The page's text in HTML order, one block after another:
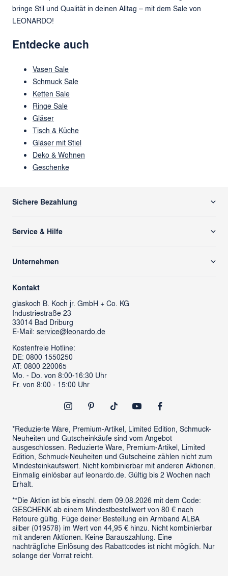
bringe Stil und Qualität in deinen Alltag – mit dem Sale von
LEONARDO!
Entdecke auch
Vasen Sale
Schmuck Sale
Ketten Sale
Ringe Sale
Gläser
Tisch & Küche
Gläser mit Stiel
Deko & Wohnen
Geschenke
Sichere Bezahlung
Unternehmen
Über uns
LEONARDO News
Karriere
Verantwortung
ProSales Gastronomie
LIVING Möbel
Newsletter
Service & Hilfe
Rücksendung/ Retoure
Kontaktformular
Ansprechpartner & Presse
LEONARDO Firmengeschenke
FAQs
Händlersuche
Retoure anmelden
Vertrag widerrufen
Kontakt
glaskoch B. Koch jr. GmbH + Co. KG
Industriestraße 23
33014 Bad Driburg
E-Mail: service@leonardo.de
Kostenfreie Hotline:
DE: 0800 1550250
AT: 0800 220065
Mo. - Do. von 8:00-16:30 Uhr
Fr. von 8:00 - 15:00 Uhr
*Reduzierte Ware, Premium-Artikel, Limited Edition, Schmuck-
Neuheiten und Gutscheinkäufe sind vom Angebot
ausgeschlossen. Reduzierte Ware, Premium-Artikel, Limited
Edition, Schmuck-Neuheiten und Gutscheine zählen nicht zum
Mindesteinkaufswert. Nicht kombinierbar mit anderen Aktionen.
Einmalig einlösbar auf leonardo.de. Gültig bis 2 Wochen nach
Erhalt.
**Die Aktion ist bis einschl. dem 09.08.2026 mit dem Code:
GESCHENK ab einem Mindestbestellwert von 80 € nach
Retoure gültig. Füge deiner Bestellung ein Armband ALBA
silber (019578) im Wert von 44,95 € hinzu. Nicht kombinierbar
mit anderen Aktionen. Keine Barauszahlung. Eine
nachträgliche Einlösung des Rabattcodes ist nicht möglich. Nur
solange der Vorrat reicht.